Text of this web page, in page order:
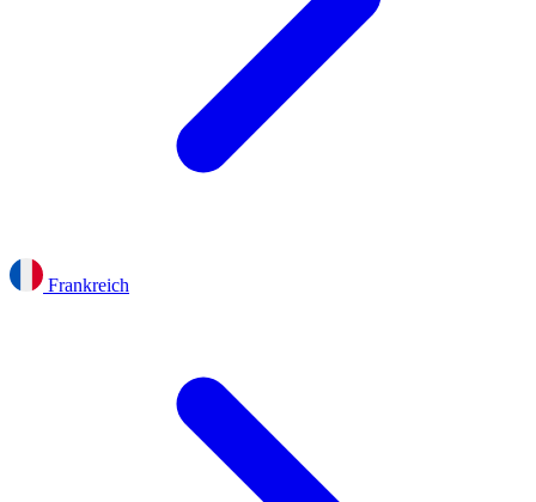
Frankreich